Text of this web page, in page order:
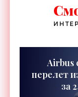
Airbus
перелет
за